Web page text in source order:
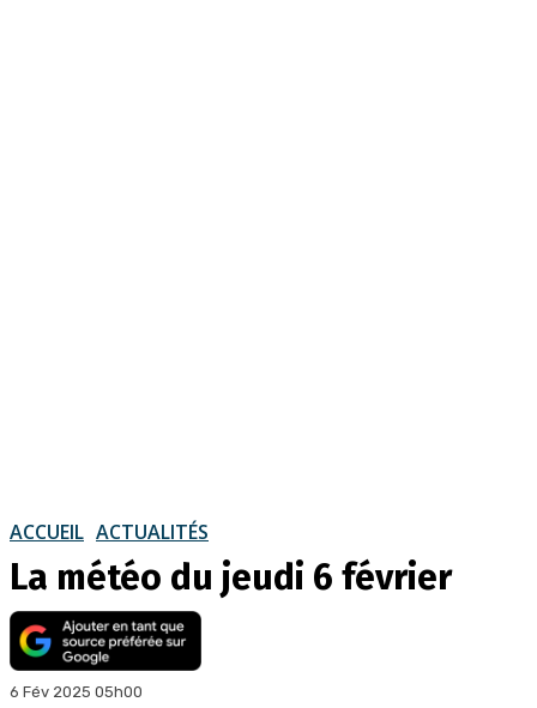
ACCUEIL ACTUALITÉS
La météo du jeudi 6 février
6 Fév 2025 05h00